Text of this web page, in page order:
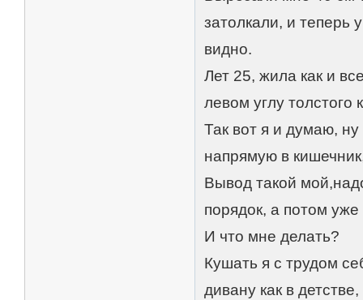
затолкали, и теперь
видно.
Лет 25, жила как и
левом углу толстого
Так вот я и думаю,
напрямую в
Вывод такой
порядок, а потом
И что мне делать?
Кушать я с трудом
дивану как в